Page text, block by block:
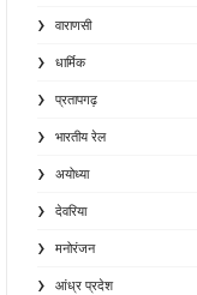
वाराणसी
धार्मिक
प्रतापगढ़
भारतीय रेल
अयोध्या
देवरिया
मनोरंजन
आंध्र प्रदेश